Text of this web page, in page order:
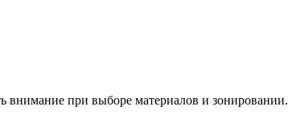
внимание при выборе материалов и зонировании.